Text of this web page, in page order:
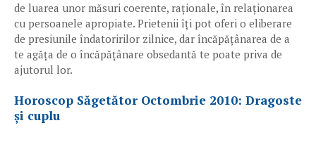
de luarea unor măsuri coerente, raționale, în relaționarea
cu persoanele apropiate. Prietenii îți pot oferi o eliberare
de presiunile îndatoririlor zilnice, dar încăpățânarea de a
te agăța de o încăpățânare obsedantă te poate priva de
ajutorul lor.
Horoscop Săgetător Octombrie 2010: Dragoste
și cuplu